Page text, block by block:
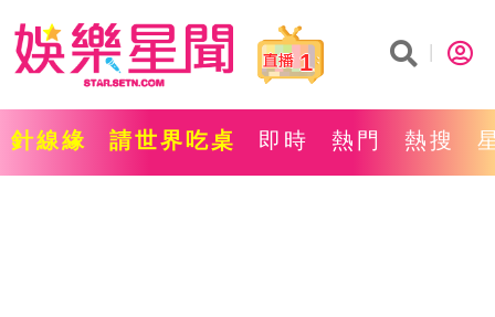
1
針線緣 請世界吃桌 即時 熱門 熱搜